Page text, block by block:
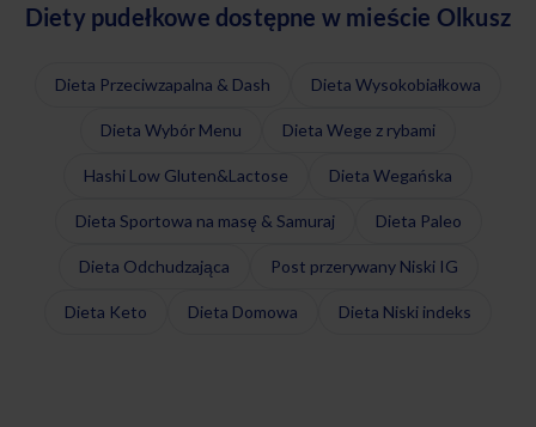
Diety pudełkowe dostępne w mieście Olkusz
Dieta Przeciwzapalna & Dash Dieta Wysokobiałkowa
Dieta Wybór Menu Dieta Wege z rybami
Hashi Low Gluten&Lactose Dieta Wegańska
Dieta Sportowa na masę & Samuraj Dieta Paleo
Dieta Odchudzająca Post przerywany Niski IG
Dieta Keto Dieta Domowa Dieta Niski indeks